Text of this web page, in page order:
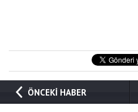
ÖNCEKİ HABER